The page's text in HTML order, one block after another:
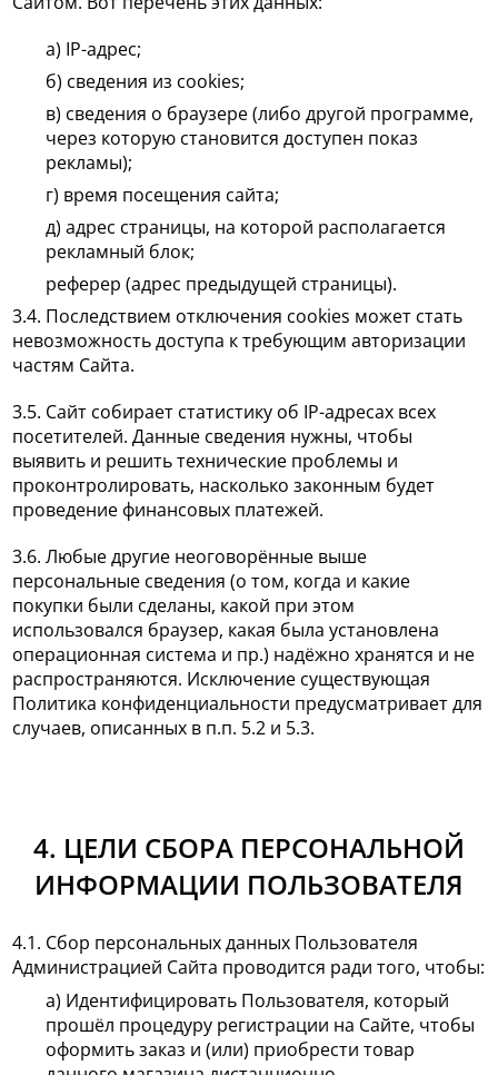
а) IP-адрес;
б) сведения из cookies;
в) сведения о браузере (либо другой программе,
через которую становится доступен показ
рекламы);
г) время посещения сайта;
д) адрес страницы, на которой располагается
рекламный блок;
реферер (адрес предыдущей страницы).
3.4. Последствием отключения cookies может стать
невозможность доступа к требующим авторизации
частям Сайта.
3.5. Сайт собирает статистику об IP-адресах всех
посетителей. Данные сведения нужны, чтобы
выявить и решить технические проблемы и
проконтролировать, насколько законным будет
проведение финансовых платежей.
3.6. Любые другие неоговорённые выше
персональные сведения (о том, когда и какие
покупки были сделаны, какой при этом
использовался браузер, какая была установлена
операционная система и пр.) надёжно хранятся и не
распространяются. Исключение существующая
Политика конфиденциальности предусматривает для
случаев, описанных в п.п. 5.2 и 5.3.
4. ЦЕЛИ СБОРА ПЕРСОНАЛЬНОЙ
ИНФОРМАЦИИ ПОЛЬЗОВАТЕЛЯ
4.1. Сбор персональных данных Пользователя
Администрацией Сайта проводится ради того, чтобы:
а) Идентифицировать Пользователя, который
прошёл процедуру регистрации на Сайте, чтобы
оформить заказ и (или) приобрести товар